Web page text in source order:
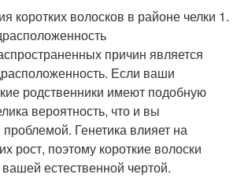
коротких волосков в районе челки 1.
причин является
Если ваши
родственники имеют подобную
вероятность, что и вы
проблемой. Генетика влияет на
рост, поэтому короткие волоски
естественной чертой.